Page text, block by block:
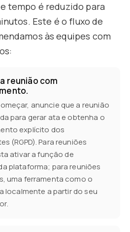
tempo é reduzido para
Este é o fluxo de
às equipes com
reunião com
anuncie que a reunião
para gerar ata e obtenha o
explícito dos
(RGPD). Para reuniões
ativar a função de
plataforma; para reuniões
uma ferramenta como o
localmente a partir do seu